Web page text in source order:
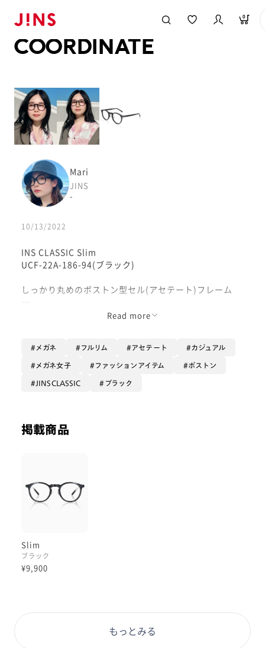
0
COORDINATE
Mari
JINS
-
10/13/2022
INS CLASSIC Slim
UCF-22A-186-94(ブラック)
しっかり丸めのボストン型セル(アセテート)フレーム
全体的にコロンと丸い形状なので落ち着いた印象の眼鏡
またブリッジ位置が通常より高めに設定されているため
表情が引き締まり、正統派レトロな魅力も◎
流行のトラッドな服装にも合わせやすいです。
よう調整可能です！
ぜひお試しくださいませ！
Read more
メガネ フルリム アセテート カジュアル
メガネ女子 ファッションアイテム ボストン
JINSCLASSIC ブラック
掲載商品
Slim
ブラック
¥9,900
もっとみる